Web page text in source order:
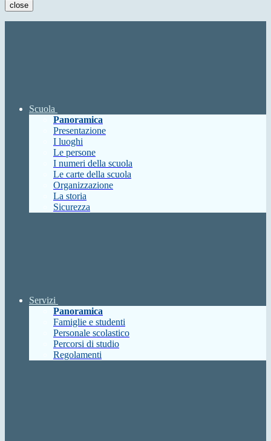
close
Scuola
Panoramica
Presentazione
I luoghi
Le persone
I numeri della scuola
Le carte della scuola
Organizzazione
La storia
Sicurezza
Servizi
Panoramica
Famiglie e studenti
Personale scolastico
Percorsi di studio
Regolamenti